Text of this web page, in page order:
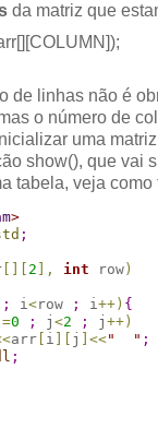
da matriz que
de linhas não é
o número de
uma
show(), que vai
tabela, veja
>
;
2 , int row )
; i<row ; i++ ) {
=0 ; j <2 ; j ++ )
<arr i j <<" " ;
;